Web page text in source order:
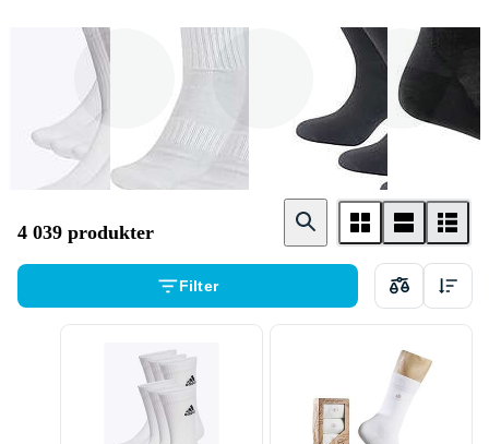
Nike Devold
4 039 produkter
Filter